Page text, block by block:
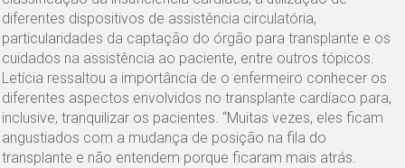
diferentes dispositivos de assistência circulatória,
particularidades da captação do órgão para transplante e os
cuidados na assistência ao paciente, entre outros tópicos.
Letícia ressaltou a importância de o enfermeiro conhecer os
diferentes aspectos envolvidos no transplante cardíaco para,
inclusive, tranquilizar os pacientes. “Muitas vezes, eles ficam
angustiados com a mudança de posição na fila do
transplante e não entendem porque ficaram mais atrás.